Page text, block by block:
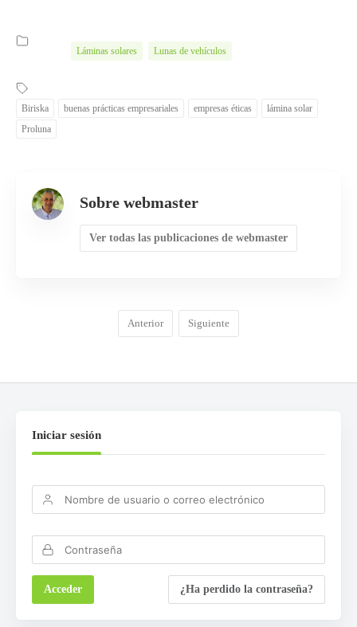
Láminas solares Lunas de vehículos
Biriska buenas prácticas empresariales empresas éticas
lámina solar
Proluna
Sobre webmaster
Ver todas las publicaciones de webmaster
Anterior Siguiente
Iniciar sesión
¿Ha perdido la contraseña?